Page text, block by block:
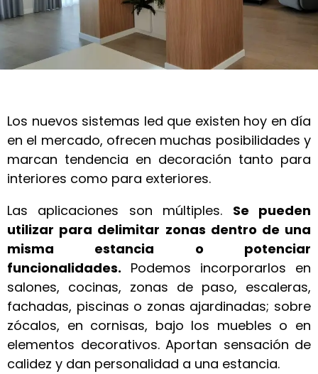
Los nuevos sistemas led que existen hoy en día
en el mercado, ofrecen muchas posibilidades y
marcan tendencia en decoración tanto para
interiores como para exteriores.
Las aplicaciones son múltiples. Se pueden
utilizar para delimitar zonas dentro de una
misma estancia o potenciar
funcionalidades. Podemos incorporarlos en
salones, cocinas, zonas de paso, escaleras,
fachadas, piscinas o zonas ajardinadas; sobre
zócalos, en cornisas, bajo los muebles o en
elementos decorativos. Aportan sensación de
calidez y dan personalidad a una estancia.